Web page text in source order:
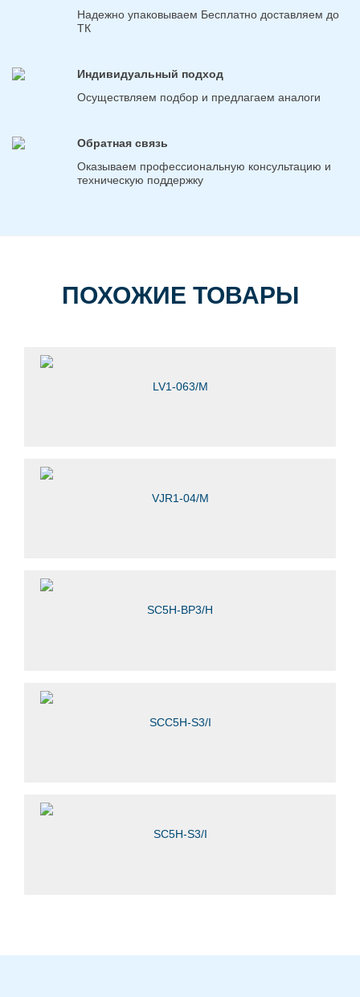
Надежно упаковываем Бесплатно доставляем до
ТК
Индивидуальный подход
Осуществляем подбор и предлагаем аналоги
Обратная связь
Оказываем профессиональную консультацию и
техническую поддержку
ПОХОЖИЕ ТОВАРЫ
LV1-063/M
VJR1-04/M
SC5H-BP3/H
SCC5H-S3/I
SC5H-S3/I